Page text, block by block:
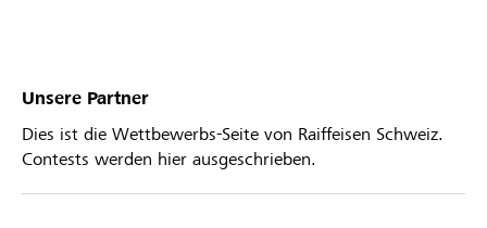
Unsere Partner
Dies ist die Wettbewerbs-Seite von Raiffeisen Schweiz.
Contests werden hier ausgeschrieben.